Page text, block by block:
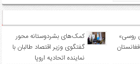
«الیزاروف»: شرکت‌های روسی
کمک‌های بشردوستانه محور
گفتگوی وزیر اقتصاد طالبان با
نماینده اتحادیه اروپا